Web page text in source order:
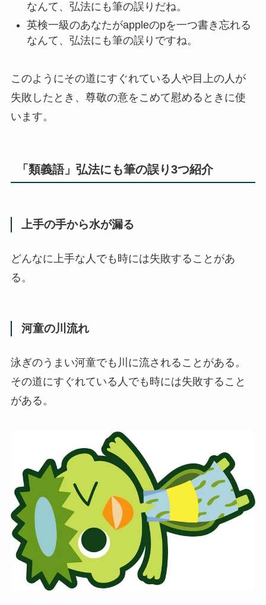
なんて、弘法にも筆の誤りだね。
英検一級のあなたがappleのpを一つ書き忘れる
なんて、弘法にも筆の誤りですね。
このようにその道にすぐれている人や目上の人が
失敗したとき、尊敬の意をこめて慰めるときに使
います。
「類義語」弘法にも筆の誤り3つ紹介
上手の手から水が漏る
どんなに上手な人でも時には失敗することがあ
る。
河童の川流れ
泳ぎのうまい河童でも川に流されることがある。
その道にすぐれている人でも時には失敗すること
がある。